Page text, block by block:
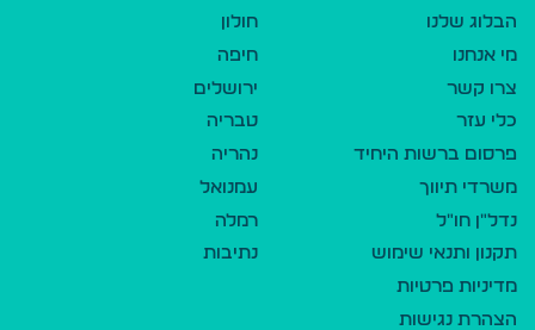
הבלוג שלנו
מי אנחנו
צרו קשר
כלי עזר
פרסום ברשות היחיד
משרדי תיווך
נדל"ן חו"ל
תקנון ותנאי שימוש
מדיניות פרטיות
הצהרת נגישות
חולון
חיפה
ירושלים
טבריה
נהריה
עמנואל
רמלה
נתיבות